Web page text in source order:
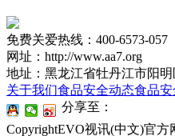
免费关爱热线：400-6573-057
网址：http://www.aa7.org
地址：黑龙江省牡丹江市阳
关于我们食品安全动态食品
分享至：
CopyrightEVO视讯(中文)官